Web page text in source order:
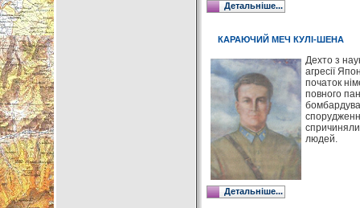
Детальніше...
КАРАЮЧИЙ МЕЧ КУЛІ-ШЕНА
Дехто з
агресії
початок
повного
людей.
Детальніше...